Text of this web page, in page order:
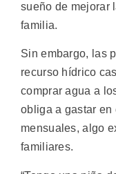
sueño de mejorar
familia.
Sin embargo, las
recurso hídrico
comprar agua a
obliga a gastar
mensuales, algo
familiares.